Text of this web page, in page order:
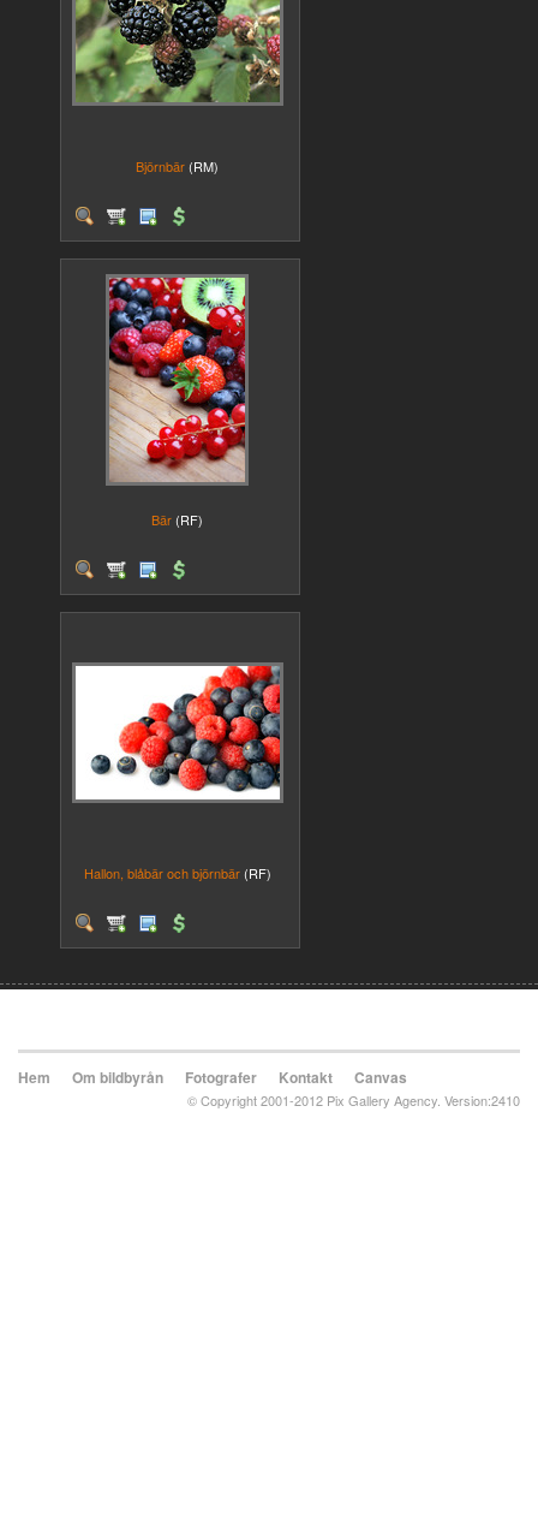
Björnbär (RM)
Bär (RF)
Hallon, blåbär och björnbär (RF)
Hem Om bildbyrån Fotografer Kontakt Canvas
© Copyright 2001-2012 Pix Gallery Agency. Version:2410